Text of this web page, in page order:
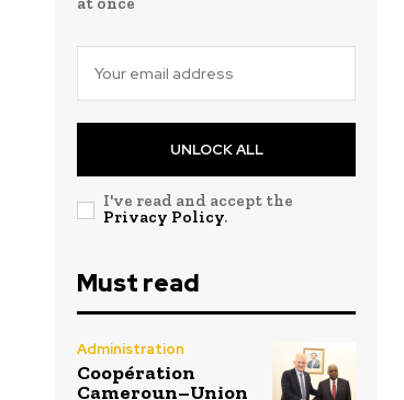
UNLOCK ALL
I've read and accept the
Privacy Policy.
Must read
Administration
Coopération
Cameroun–Union